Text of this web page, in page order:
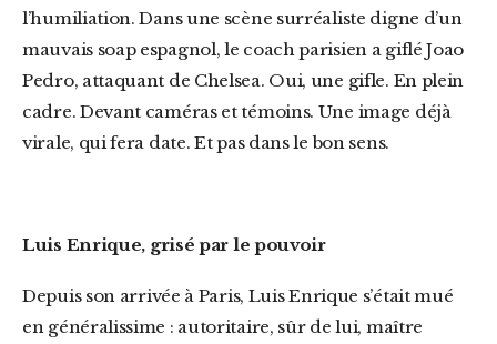
l’humiliation. Dans une scène surréaliste digne d’un
mauvais soap espagnol, le coach parisien a giflé Joao
Pedro, attaquant de Chelsea. Oui, une gifle. En plein
cadre. Devant caméras et témoins. Une image déjà
virale, qui fera date. Et pas dans le bon sens.
Luis Enrique, grisé par le pouvoir
Depuis son arrivée à Paris, Luis Enrique s’était mué
en généralissime : autoritaire, sûr de lui, maître